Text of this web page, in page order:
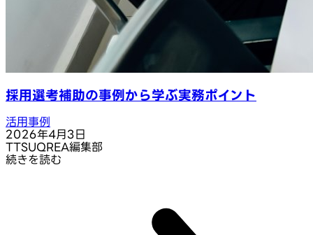
採用選考補助の事例から学ぶ実務ポイント
活用事例
2026年4月3日
TTSUQREA編集部
続きを読む